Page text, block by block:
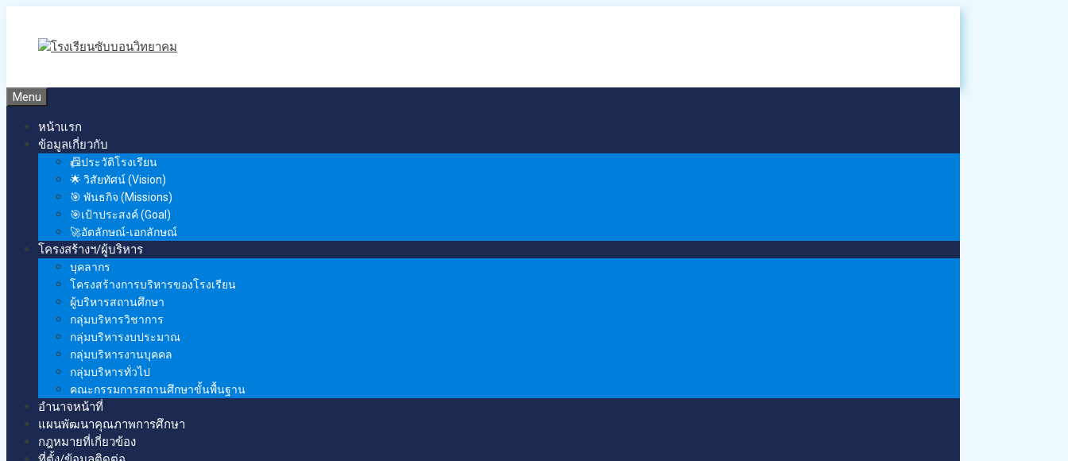
content
Menu
หน้าแรก
ข้อมูลเกี่ยวกับ
📠ประวัติโรงเรียน
🌟 วิสัยทัศน์ (Vision)
🎯 พันธกิจ (Missions)
🎯เป้าประสงค์ (Goal)
🚀อัตลักษณ์-เอกลักษณ์
โครงสร้างฯ/ผู้บริหาร
บุคลากร
โครงสร้างการบริหารของโรงเรียน
ผู้บริหารสถานศึกษา
กลุ่มบริหารวิชาการ
กลุ่มบริหารงบประมาณ
กลุ่มบริหารงานบุคคล
กลุ่มบริหารทั่วไป
คณะกรรมการสถานศึกษาขั้นพื้นฐาน
อำนาจหน้าที่
แผนพัฒนาคุณภาพการศึกษา
กฎหมายที่เกี่ยวข้อง